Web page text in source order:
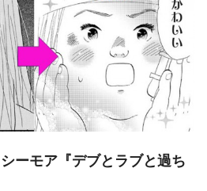
ーモア『デブとラブと過ち